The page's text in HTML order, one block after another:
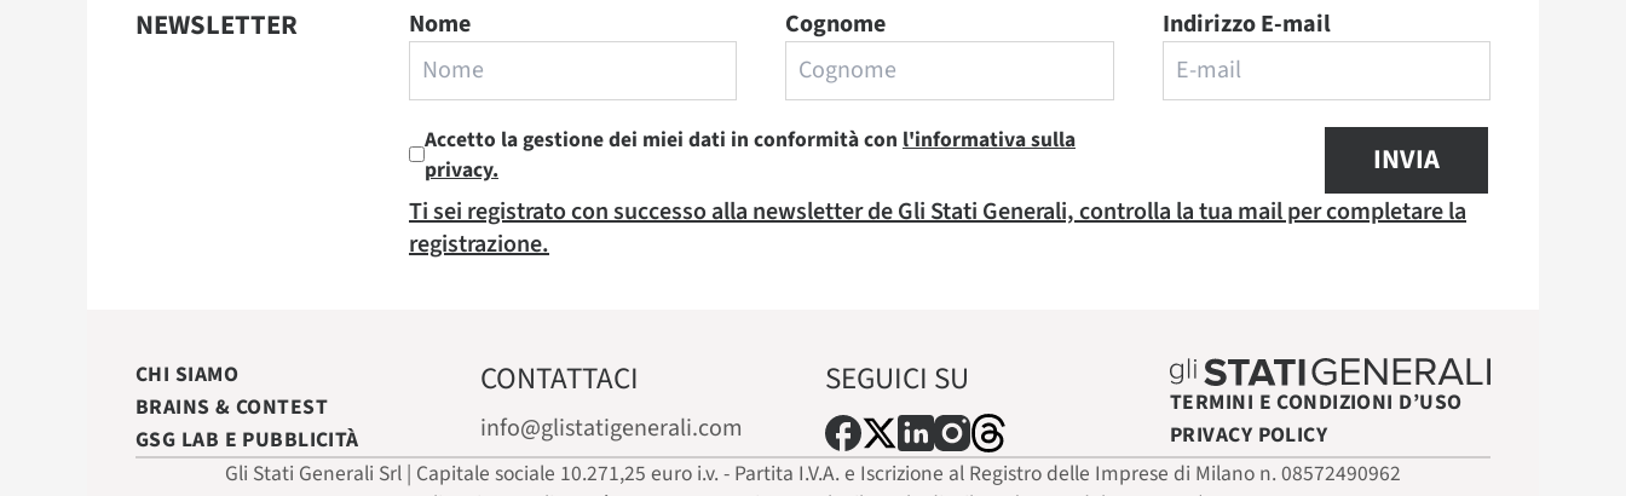
NEWSLETTER Nome Cognome Indirizzo E-mail
Accetto la gestione dei miei dati in conformità con l'informativa sulla
privacy.
INVIA
Ti sei registrato con successo alla newsletter de Gli Stati Generali, controlla la tua mail per completare la
registrazione.
CHI SIAMO
BRAINS & CONTEST
GSG LAB E PUBBLICITÀ
CONTATTACI
info@glistatigenerali.com
SEGUICI SU
TERMINI E CONDIZIONI D’USO
PRIVACY POLICY
Gli Stati Generali Srl | Capitale sociale 10.271,25 euro i.v. - Partita I.V.A. e Iscrizione al Registro delle Imprese di Milano n. 08572490962